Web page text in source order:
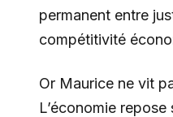
permanent entre
compétitivité
Or Maurice ne vit
L’économie repose